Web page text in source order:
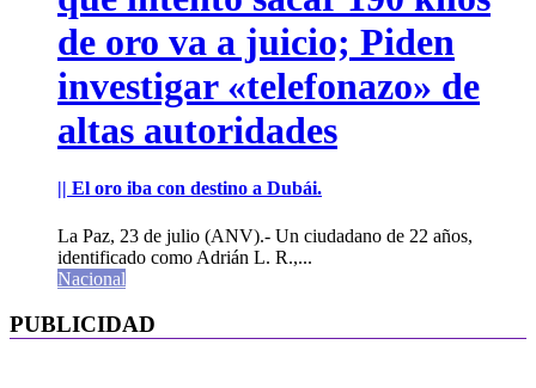
de oro va a juicio; Piden
investigar «telefonazo» de
altas autoridades
|| El oro iba con destino a Dubái.
La Paz, 23 de julio (ANV).- Un ciudadano de 22 años,
identificado como Adrián L. R.,...
Nacional
PUBLICIDAD